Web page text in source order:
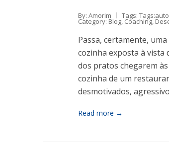
By: Amorim Tags: Tags:
Category: Blog, Coaching,
Passa, certamente,
cozinha exposta à
dos pratos chegarem
cozinha de um
desmotivados,
Read more →